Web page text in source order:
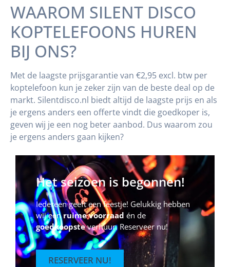
WAAROM SILENT DISCO
KOPTELEFOONS HUREN
BIJ ONS?
Met de laagste prijsgarantie van €2,95 excl. btw per
koptelefoon kun je zeker zijn van de beste deal op de
markt. Silentdisco.nl biedt altijd de laagste prijs en als
je ergens anders een offerte vindt die goedkoper is,
geven wij je een nog beter aanbod. Dus waarom zou
je ergens anders gaan kijken?
Het seizoen is begonnen!
Iedereen geeft een feestje! Gelukkig hebben
wij eenruime voorraad én de
goedkoopsteverhuur. Reserveer nu!
RESERVEER NU!